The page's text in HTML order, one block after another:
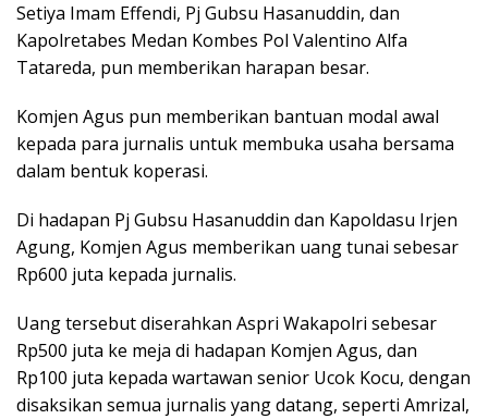
Setiya Imam Effendi, Pj Gubsu Hasanuddin, dan
Kapolretabes Medan Kombes Pol Valentino Alfa
Tatareda, pun memberikan harapan besar.
Komjen Agus pun memberikan bantuan modal awal
kepada para jurnalis untuk membuka usaha bersama
dalam bentuk koperasi.
Di hadapan Pj Gubsu Hasanuddin dan Kapoldasu Irjen
Agung, Komjen Agus memberikan uang tunai sebesar
Rp600 juta kepada jurnalis.
Uang tersebut diserahkan Aspri Wakapolri sebesar
Rp500 juta ke meja di hadapan Komjen Agus, dan
Rp100 juta kepada wartawan senior Ucok Kocu, dengan
disaksikan semua jurnalis yang datang, seperti Amrizal,